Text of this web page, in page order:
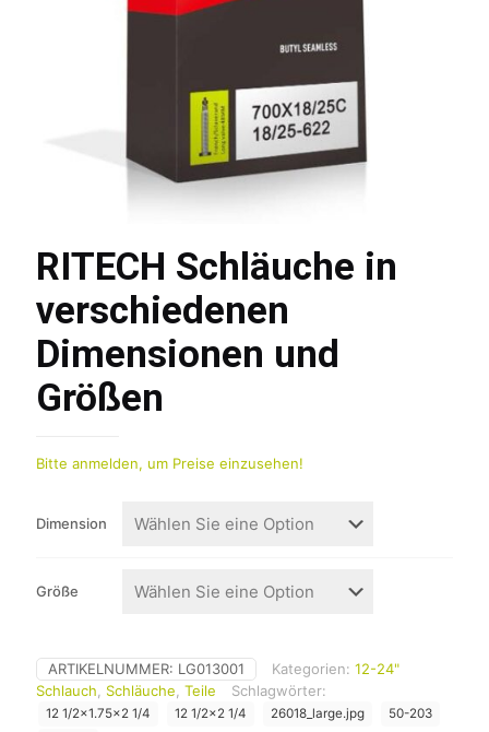
RITECH Schläuche in
verschiedenen
Dimensionen und
Größen
Bitte anmelden, um Preise einzusehen!
Dimension
Größe
ARTIKELNUMMER: LG013001 Kategorien: 12-24"
Schlauch
Schläuche Teile Schlagwörter:
12 1/2x1.75x2 1/4 12 1/2x2 1/4 26018_large.jpg
50-203